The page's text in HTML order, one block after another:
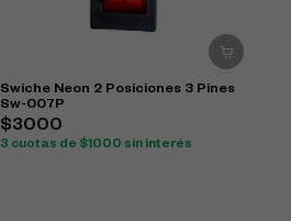
Swiche Neon 2 Posiciones 3 Pines
Sw-007P
$3000
3 cuotas de $1000 sin interés